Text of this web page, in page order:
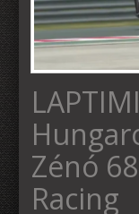
Zénó
Racing